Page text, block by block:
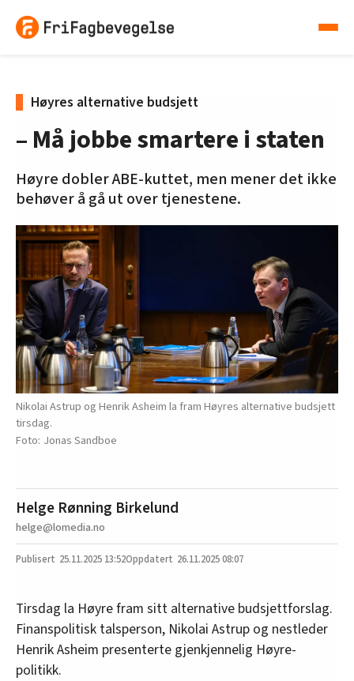
Høyres alternative budsjett
– Må jobbe smartere i staten
Høyre dobler ABE-kuttet, men mener det ikke
behøver å gå ut over tjenestene.
Nikolai Astrup og Henrik Asheim la fram Høyres alternative budsjett
tirsdag.
Jonas Sandboe
Helge Rønning Birkelund
helge@lomedia.no
25.11.2025 13:52 26.11.2025 08:07
Tirsdag la Høyre fram sitt alternative budsjettforslag.
Finanspolitisk talsperson, Nikolai Astrup og nestleder
Henrik Asheim presenterte gjenkjennelig Høyre-
politikk.